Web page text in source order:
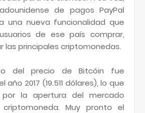
de pagos PayPal
una nueva funcionalidad que
de ese país comprar,
las principales criptomonedas.
del precio de Bitcóin fue
2017 (19.511 dólares), lo que
la apertura del mercado
Muy pronto el